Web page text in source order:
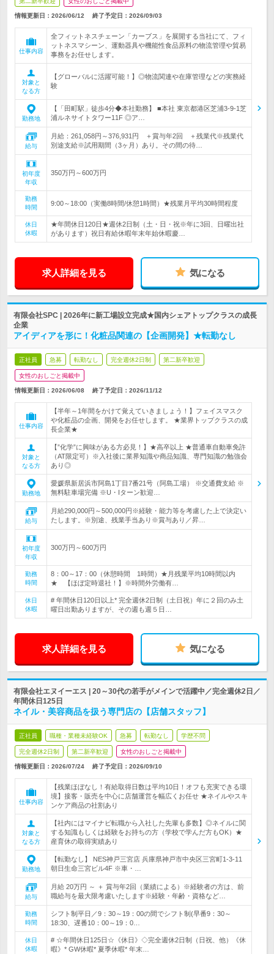
情報更新日：2026/06/12 終了予定日： 2026/09/03
仕事内容
全フィットネスチェーン「カーブス」を展開する当社にて、フィ
ットネスマシーン、運動器具や機能性食品原料の物流管理や貿易
事務をお任せします。
対象と
なる方
【グローバルに活躍可能！】◎物流関連や在庫管理などの実務経
験
勤務地
【「田町駅」徒歩4分◆本社勤務】 ■本社 東京都港区芝浦3-9-1芝
浦ルネサイトタワー11F ◎ア…
給与
月給：261,058円～376,931円 ＋賞与年2回 ＋残業代※残業代
別途支給※試用期間（3ヶ月）あり。その間の待…
初年度
年収
350万円～600万円
勤務
時間
9:00～18:00（実働8時間/休憩1時間）★残業月平均30時間程度
休日
休暇
★年間休日120日★週休2日制（土・日・祝※年に3回、日曜出社
があります）祝日有給休暇年末年始休暇慶…
求人詳細を見る 気になる
有限会社SPC | 2026年に新工場設立完成★国内シェアトップクラスの成長
企業
アイディアを形に！化粧品関連の【企画開発】★転勤なし
正社員 急募 転勤なし 完全週休2日制 第二新卒歓迎
女性のおしごと掲載中
情報更新日：2026/06/08 終了予定日： 2026/11/12
仕事内容
【半年～1年間をかけて覚えていきましょう！】フェイスマスク
や化粧品の企画、開発をお任せします。 ★業界トップクラスの成
長企業★
対象と
なる方
【”化学”に興味がある方必見！】★高卒以上 ★普通車自動車免許
（AT限定可）※入社後に業界知識や商品知識、専門知識の勉強会
あり◎
勤務地
愛媛県新居浜市阿島1丁目7番21号（阿島工場） ※交通費支給 ※
無料駐車場完備 ※U・Iターン歓迎…
給与
月給290,000円～500,000円※経験・能力等を考慮した上で決定い
たします。※別途、残業手当あり※賞与あり／昇…
初年度
年収
300万円～600万円
勤務
時間
8：00～17：00（休憩時間 1時間）★月残業平均10時間以内
★ 【ほぼ定時退社！】※時間外労働有…
休日
休暇
# 年間休日120日以上* 完全週休2日制（土日祝）年に２回のみ土
曜日出勤ありますが、その週も週５日…
求人詳細を見る 気になる
有限会社エヌイーエス | 20～30代の若手がメインで活躍中／完全週休2日／
年間休日125日
ネイル・美容商品を扱う専門店の【店舗スタッフ】
正社員 職種・業種未経験OK 急募 転勤なし 学歴不問
完全週休2日制 第二新卒歓迎 女性のおしごと掲載中
情報更新日：2026/07/24 終了予定日： 2026/09/10
仕事内容
【残業ほぼなし！有給取得日数は平均10日！オフも充実できる環
境】接客・販売を中心に店舗運営を幅広くお任せ ★ネイルやスキ
ンケア商品の社割あり
対象と
なる方
【社内にはマイナビ転職から入社した先輩も多数】◎ネイルに関
する知識もしくは経験をお持ちの方（学校で学んだ方もOK）★
産育休の取得実績あり
勤務地
【転勤なし】 NES神戸三宮店 兵庫県神戸市中央区三宮町1-3-11
朝日生命三宮ビル4F ※車・…
給与
月給 20万円 ～ ＋ 賞与年2回（業績による）※経験者の方は、前
職給与を最大限考慮いたします※経験・年齢・資格など…
勤務
時間
シフト制平日／9：30～19：00の間でシフト制(早番9：30～
18:30、遅番10：00～19：0…
休日
休暇
# ☆年間休日125日☆《休日》◇完全週休2日制（日祝、他）《休
暇》* GW休暇* 夏季休暇* 年末…